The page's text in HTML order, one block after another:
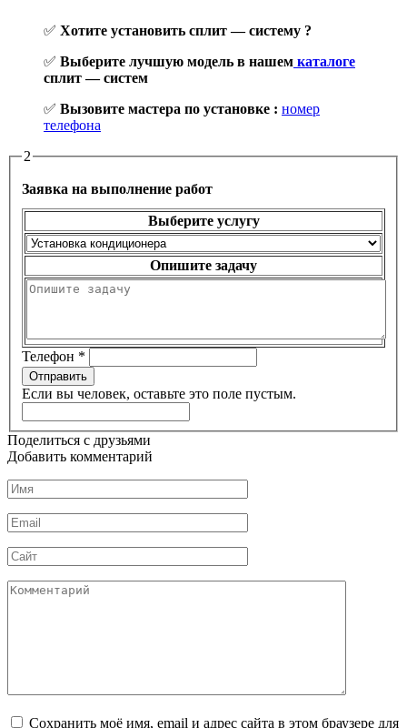
✅ Хотите установить сплит — систему ?
✅ Выберите лучшую модель в нашем каталоге
сплит — систем
✅ Вызовите мастера по установке : номер
телефона
2
Заявка на выполнение работ
Выберите услугу
Опишите задачу
Телефон *
Отправить
Если вы человек, оставьте это поле пустым.
Поделиться с друзьями
Добавить комментарий
Имя
*
Email
*
Сайт
Комментарий
Сохранить моё имя, email и адрес сайта в этом браузере для